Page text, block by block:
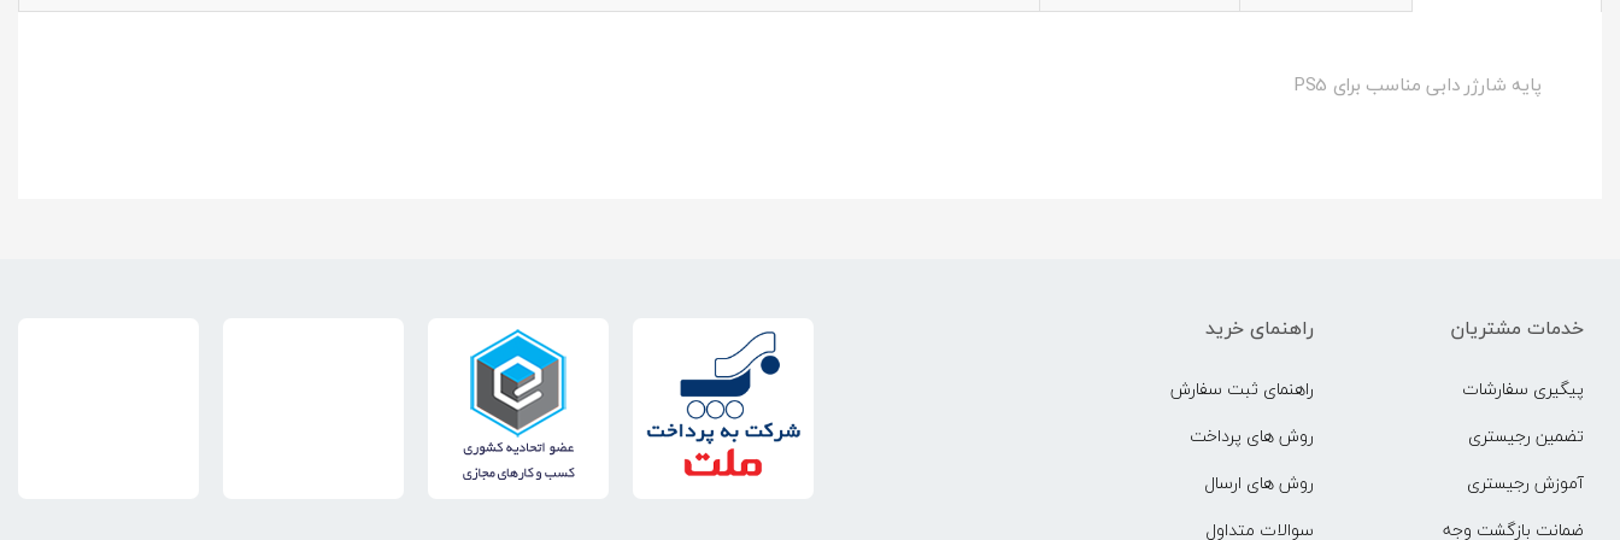
پایه شارژر دابی مناسب برای PS5
خدمات مشتریان
پیگیری سفارشات
تضمین رجیستری
آموزش رجیستری
ضمانت بازگشت وجه
راهنمای خرید
راهنمای ثبت سفارش
روش های پرداخت
روش های ارسال
سوالات متداول